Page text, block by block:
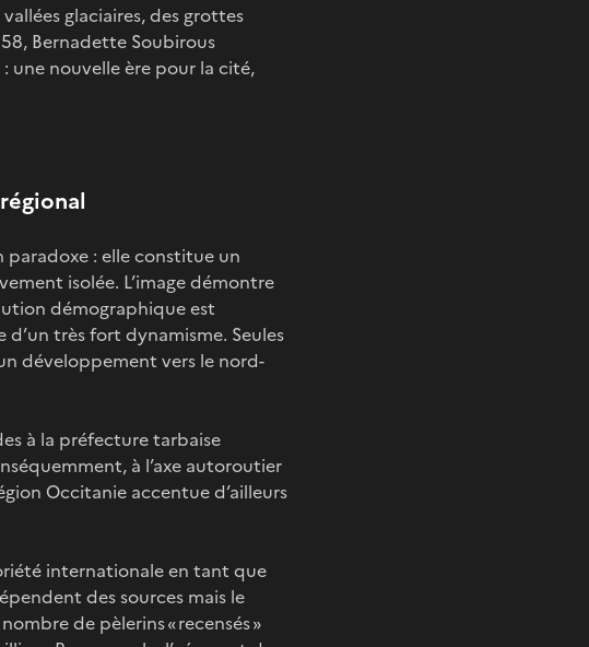
glaciaires, des grottes
Bernadette Soubirous
une nouvelle ère pour la cité,
: elle constitue un
isolée. L’image démontre
démographique est
très fort dynamisme. Seules
développement vers le nord-
à la préfecture tarbaise
à l’axe autoroutier
Occitanie accentue d’ailleurs
internationale en tant que
des sources mais le
de pèlerins « recensés »